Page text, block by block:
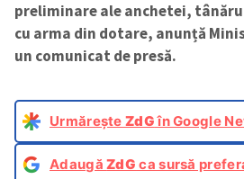
preliminare ale anchetei,
cu arma din dotare, anunță
un comunicat de presă.
Urmărește ZdGîn Google
AdaugăZdG ca sursă